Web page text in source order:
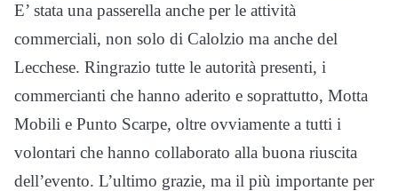
E’ stata una passerella anche per le attività
commerciali, non solo di Calolzio ma anche del
Lecchese. Ringrazio tutte le autorità presenti, i
commercianti che hanno aderito e soprattutto, Motta
Mobili e Punto Scarpe, oltre ovviamente a tutti i
volontari che hanno collaborato alla buona riuscita
dell’evento. L’ultimo grazie, ma il più importante per